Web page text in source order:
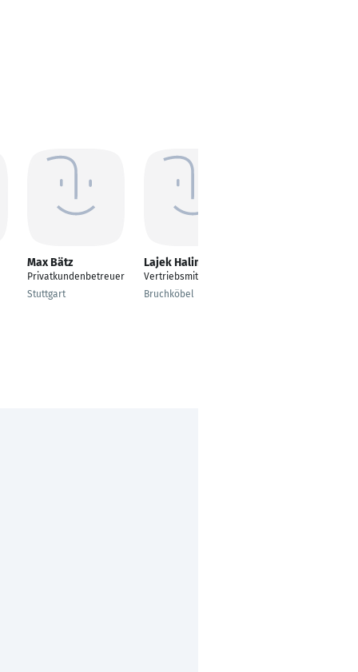
Max Bätz
Privatkundenbetreuer
Stuttgart
Lajek Halim
Vertriebsmitarbeiter
Bruchköbel